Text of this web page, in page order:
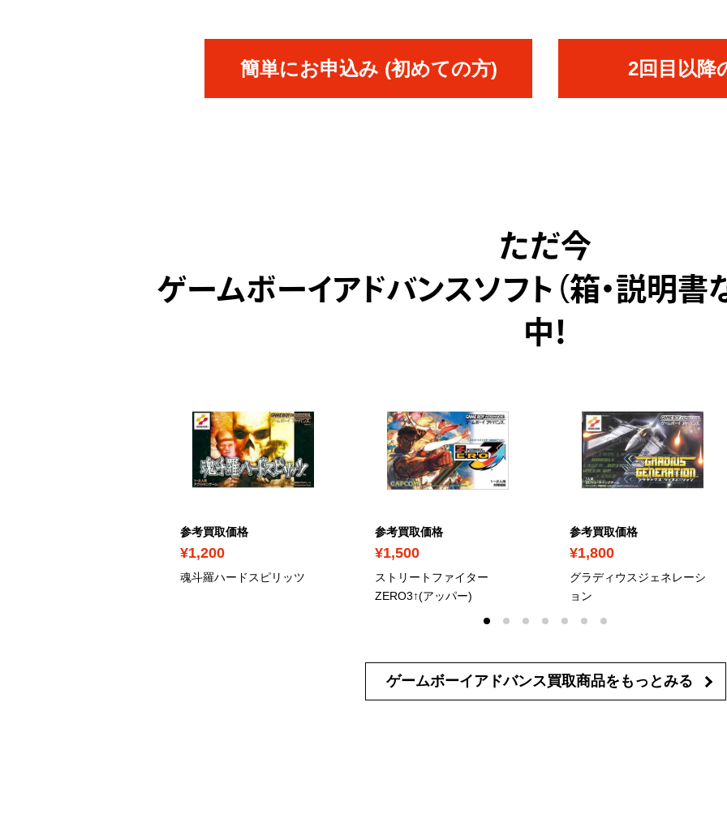
簡単にお申込み (初めての方) 2回目以降
ただ今
ゲームボーイアドバンスソフト（箱・説明書
中！
参考買取価格
¥1,200
魂斗羅ハードスピリッツ
参考買取価格
¥1,500
ストリートファイター
ZERO3↑(アッパー)
参考買取価格
¥1,800
グラディウスジェネレーシ
ョン
ゲームボーイアドバンス買取商品を もっとみる